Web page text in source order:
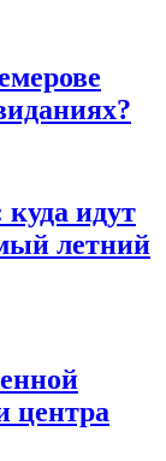
идут
летний
центра